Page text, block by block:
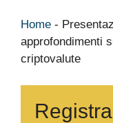
Home -
approfondimenti
criptovalute